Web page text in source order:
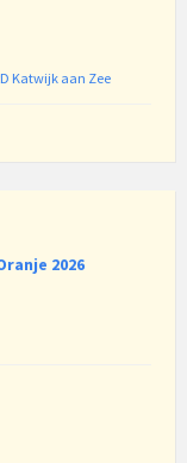
Katwijk aan Zee
2026